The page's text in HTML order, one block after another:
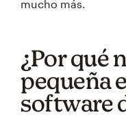
mucho más.
¿Por qué
pequeña
software